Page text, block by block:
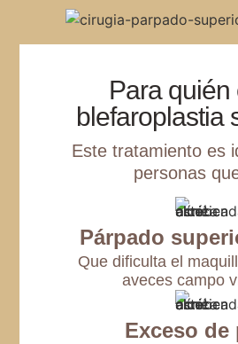
Para quién
blefaroplastia
Este tratamiento es
personas
Párpado
Que dificulta el
aveces campo
Exceso de